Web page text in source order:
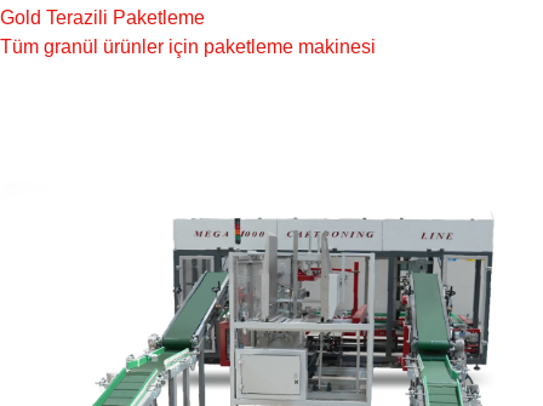
Gold Terazili Paketleme
Tüm granül ürünler için paketleme makinesi